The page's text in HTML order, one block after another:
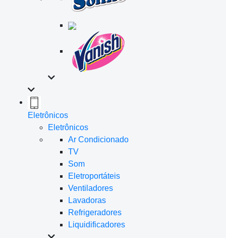
Eletrônicos
Eletrônicos
Ar Condicionado
TV
Som
Eletroportáteis
Ventiladores
Lavadoras
Refrigeradores
Liquidificadores